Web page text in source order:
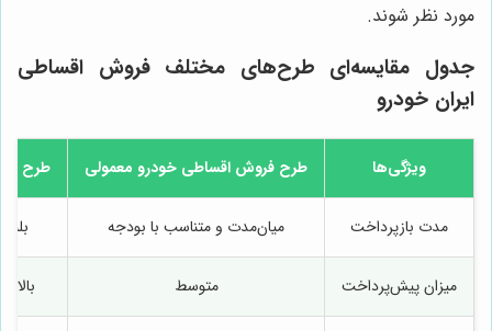
مورد نظر شوند.
جدول مقایسه‌ای طرح‌های مختلف فروش اقساطی
ایران خودرو
ویژگی‌ها طرح فروش اقساطی خودرو معمولی طرح
مدت بازپرداخت میان‌مدت و متناسب با بودجه
میزان پیش‌پرداخت متوسط